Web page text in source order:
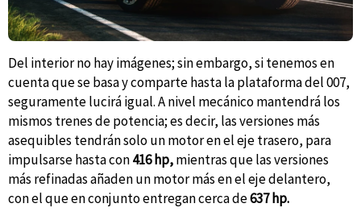
Del interior no hay imágenes; sin embargo, si tenemos en
cuenta que se basa y comparte hasta la plataforma del 007,
seguramente lucirá igual. A nivel mecánico mantendrá los
mismos trenes de potencia; es decir, las versiones más
asequibles tendrán solo un motor en el eje trasero, para
impulsarse hasta con416 hp,mientras que las versiones
más refinadas añaden un motor más en el eje delantero,
con el que en conjunto entregan cerca de637 hp.